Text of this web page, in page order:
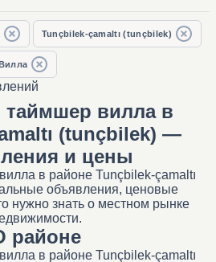
Tunçbilek-çamaltı (tunçbilek)
таймшер вилла в
(tunçbilek) —
и цены
в районе Tunçbilek-çamaltı
объявления, ценовые
нужно знать о местном рынке
районе
в районе Tunçbilek-çamaltı